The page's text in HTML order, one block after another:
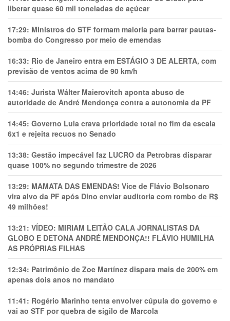
liberar quase 60 mil toneladas de açúcar
17:29: Ministros do STF formam maioria para barrar pautas-
bomba do Congresso por meio de emendas
16:33: Rio de Janeiro entra em ESTÁGIO 3 DE ALERTA, com
previsão de ventos acima de 90 km/h
14:46: Jurista Wálter Maierovitch aponta abuso de
autoridade de André Mendonça contra a autonomia da PF
14:45: Governo Lula crava prioridade total no fim da escala
6x1 e rejeita recuos no Senado
13:38: Gestão impecável faz LUCRO da Petrobras disparar
quase 100% no segundo trimestre de 2026
13:29: MAMATA DAS EMENDAS! Vice de Flávio Bolsonaro
vira alvo da PF após Dino enviar auditoria com rombo de R$
49 milhões!
13:21: VÍDEO: MIRIAM LEITÃO CALA JORNALISTAS DA
GLOBO E DETONA ANDRÉ MENDONÇA!! FLÁVIO HUMILHA
AS PRÓPRIAS FILHAS
12:34: Patrimônio de Zoe Martínez dispara mais de 200% em
apenas dois anos no mandato
11:41: Rogério Marinho tenta envolver cúpula do governo e
vai ao STF por quebra de sigilo de Marcola